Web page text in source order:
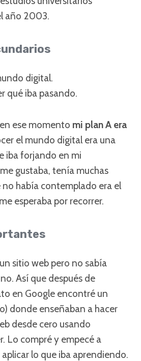
año 2003.
digital.
qué iba pasando.
ese momento mi plan A era
el mundo digital era una
iba forjando en mi
gustaba, tenía muchas
no había contemplado era el
esperaba por recorrer.
sitio web pero no sabía
Así que después de
en Google encontré un
donde enseñaban a hacer
desde cero usando
Lo compré y empecé a
lo que iba aprendiendo.